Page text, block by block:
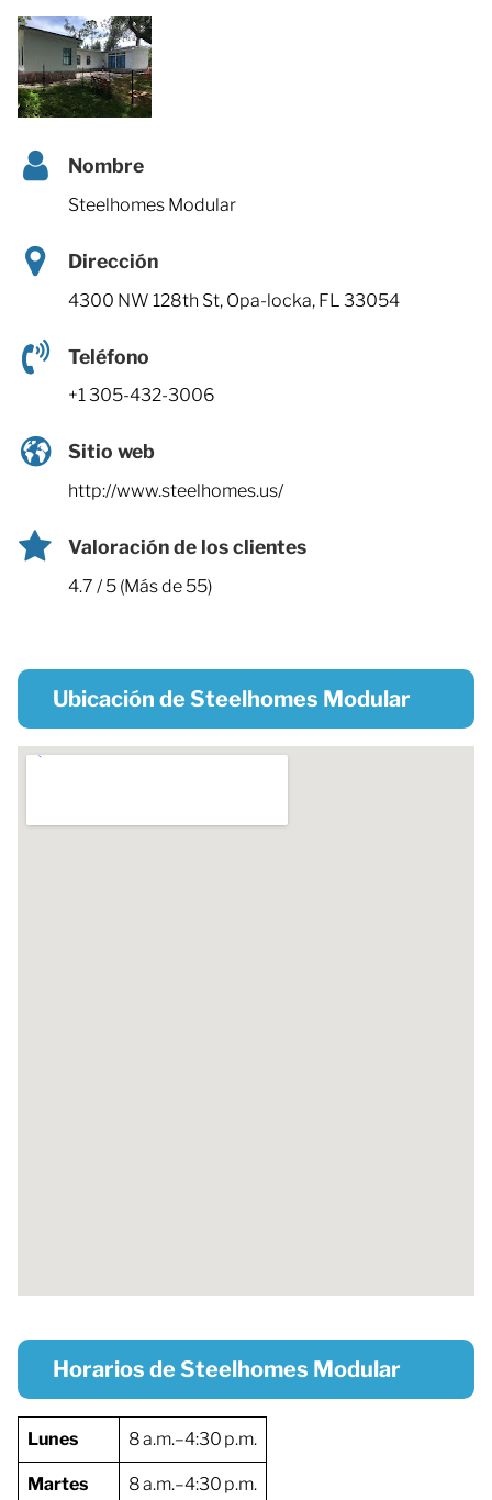
Nombre
Steelhomes Modular
Dirección
4300 NW 128th St, Opa-locka, FL 33054
Teléfono
+1 305-432-3006
Sitio web
http://www.steelhomes.us/
Valoración de los clientes
4.7 / 5 (Más de 55)
Ubicación de Steelhomes Modular
Horarios de Steelhomes Modular
Lunes 8 a.m.–4:30 p.m.
Martes 8 a.m.–4:30 p.m.